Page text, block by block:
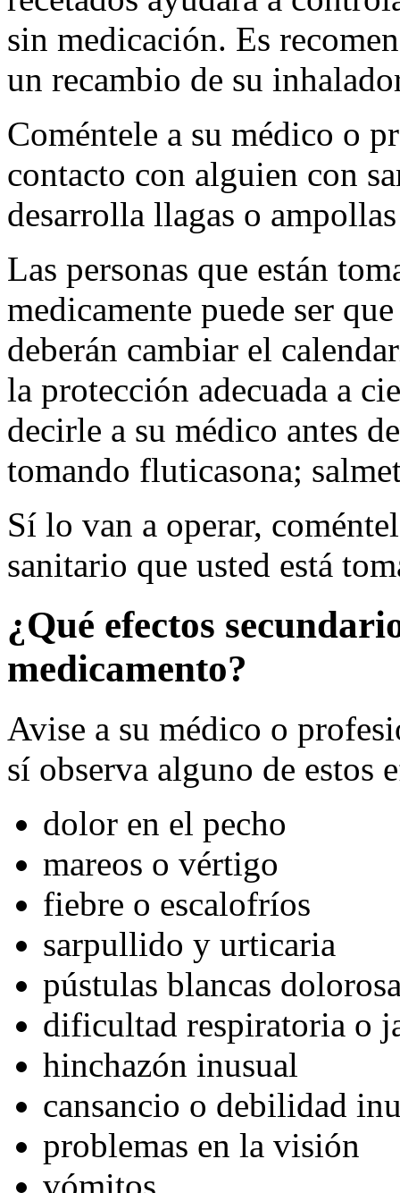
sin medicación. Es
un recambio de su
Coméntele a su médico o
contacto con alguien con
desarrolla llagas o
Las personas que están
medicamente puede ser
deberán cambiar el
la protección adecuada a
decirle a su médico antes
tomando fluticasona;
Sí lo van a operar,
sanitario que usted está
¿Qué efectos
medicamento?
Avise a su médico o
sí observa alguno de estos
dolor en el pecho
mareos o vértigo
fiebre o escalofríos
sarpullido y urticaria
pústulas blancas
dificultad respiratoria o
hinchazón inusual
cansancio o debilidad
problemas en la visión
vómitos